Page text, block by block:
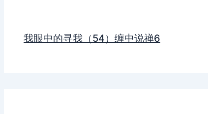
我眼中的寻我（54）缠中说禅6